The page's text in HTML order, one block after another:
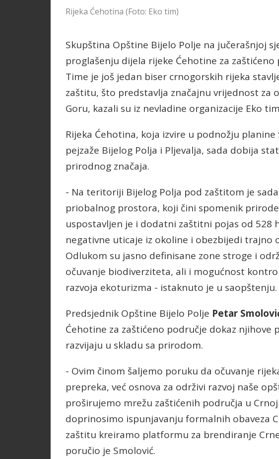
Rijeka Ćehotina (Foto: Eko tim)
Skupština Opštine Bijelo Polje na jučerašnjoj
proglašenju dijela rijeke Ćehotine za
Time je još jedan biser crnogorskih rijeka
zaštitu, što predstavlja značajnu vrijednost za
Goru, kazali su iz nevladine organizacije Eko
Rijeka Ćehotina, koja izvire u podnožju
pejzaže Bijelog Polja i Pljevalja, sada dobija
prirodnog značaja.
- Na teritoriji Bijelog Polja pod zaštitom je
priobalnog prostora, koji čini spomenik prirode
uspostavljen je i dodatni zaštitni pojas od 528
negativne uticaje iz okoline i obezbijedi trajno
Odlukom su jasno definisane zone stroge i
očuvanje biodiverziteta, ali i mogućnost
razvoja ekoturizma - istaknuto je u saopštenju.
Predsjednik Opštine Bijelo Polje Petar
Ćehotine za zaštićeno područje dokaz njihove
razvijaju u skladu sa prirodom.
- Ovim činom šaljemo poruku da očuvanje
prepreka, već osnova za održivi razvoj naše
proširujemo mrežu zaštićenih područja u
doprinosimo ispunjavanju formalnih obaveza
zaštitu kreiramo platformu za brendiranje
poručio je Smolović.